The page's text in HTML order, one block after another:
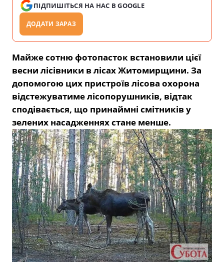
ПІДПИШІТЬСЯ НА НАС В GOOGLE
ДОДАТИ ЗАРАЗ
Майже сотню фотопасток встановили цієї
весни лісівники в лісах Житомирщини. За
допомогою цих пристроїв лісова охорона
відстежуватиме лісопорушників, відтак
сподівається, що принаймні смітників у
зелених насадженнях стане менше.